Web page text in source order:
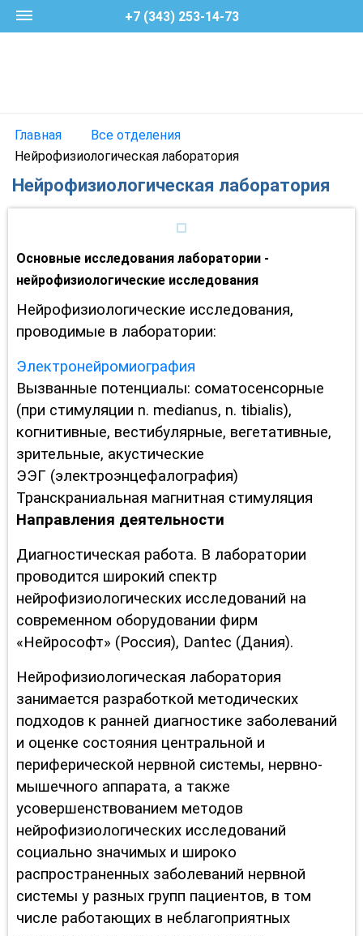
+7 (343) 253-14-73
Главная
Все отделения
Нейрофизиологическая лаборатория
Нейрофизиологическая лаборатория
Основные исследования лаборатории -
нейрофизиологические исследования
Нейрофизиологические исследования,
проводимые в лаборатории:
Электронейромиография
Вызванные потенциалы: соматосенсорные
(при стимуляции n. medianus, n. tibialis),
когнитивные, вестибулярные, вегетативные,
зрительные, акустические
ЭЭГ (электроэнцефалография)
Транскраниальная магнитная стимуляция
Направления деятельности
Диагностическая работа. В лаборатории
проводится широкий спектр
нейрофизиологических исследований на
современном оборудовании фирм
«Нейрософт» (Россия), Dantec (Дания).
Нейрофизиологическая лаборатория
занимается разработкой методических
подходов к ранней диагностике заболеваний
и оценке состояния центральной и
периферической нервной системы, нервно-
мышечного аппарата, а также
усовершенствованием методов
нейрофизиологических исследований
социально значимых и широко
распространенных заболеваний нервной
системы у разных групп пациентов, в том
числе работающих в неблагоприятных